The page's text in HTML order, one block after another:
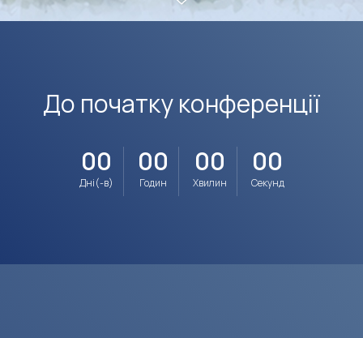
До початку конференції
00
Дні(-в)
00
Годин
00
Хвилин
00
Секунд